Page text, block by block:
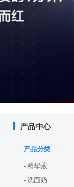
产品中心
产品分类
- 精华液
- 洗面奶